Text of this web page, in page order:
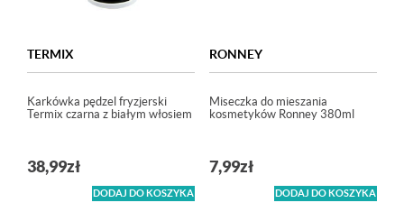
TERMIX
Karkówka pędzel fryzjerski
Termix czarna z białym włosiem
38,99zł
DODAJ DO KOSZYKA
RONNEY
Miseczka do mieszania
kosmetyków Ronney 380ml
7,99zł
DODAJ DO KOSZYKA